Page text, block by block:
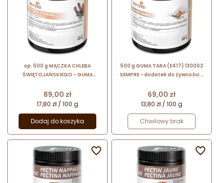
op. 500 g MĄCZKA CHLEBA
ŚWIĘTOJAŃSKIEGO - GUMA
- naturalny roślinny hydrokoloid
Cena
89,00 zł
17,80 zł / 100 g
Dodaj do koszyka
500 g GUMA TARA (E417) 130002
SEMPRE - dodatek do żywności o
stabilizujących
Cena
69,00 zł
13,80 zł / 100 g
Chwilowy brak
 